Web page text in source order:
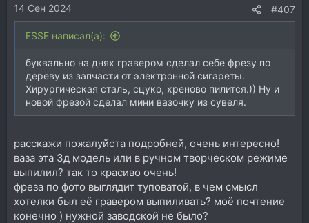
14 Сен 2024 #407
ESSE написал(а):
буквально на днях гравером сделал себе фрезу по
дереву из запчасти от электронной сигареты.
Хирургическая сталь, сцуко, хреново пилится.)) Ну и
новой фрезой сделал мини вазочку из сувеля.
расскажи пожалуйста подробней, очень интересно!
ваза эта 3д модель или в ручном творческом режиме
выпилил? так то красиво очень!
фреза по фото выглядит туповатой, в чем смысл
хотелки был её гравером выпиливать? моё почтение
конечно ) нужной заводской не было?